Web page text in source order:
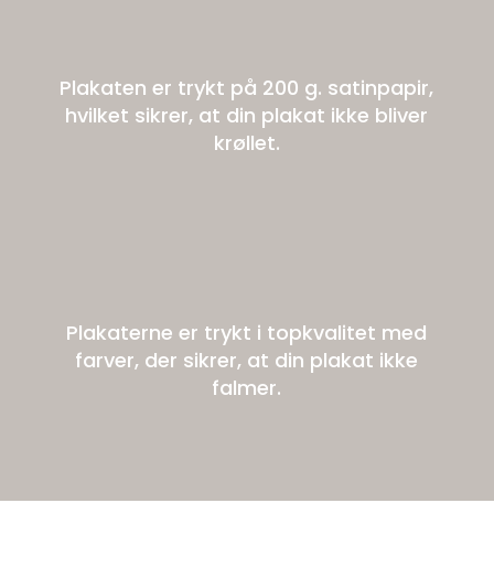
Plakaten er trykt på 200 g. satinpapir,
hvilket sikrer, at din plakat ikke bliver
krøllet.
Plakaterne er trykt i topkvalitet med
farver, der sikrer, at din plakat ikke
falmer.